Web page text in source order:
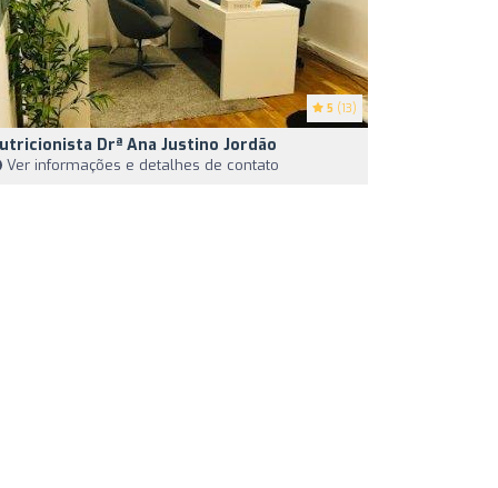
5 (13)
Drª Ana Justino Jordão
Ver informações e detalhes de contato